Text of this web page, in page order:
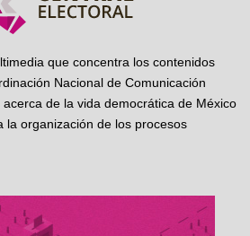
que concentra los contenidos
Nacional de Comunicación
de la vida democrática de México
la organización de los procesos